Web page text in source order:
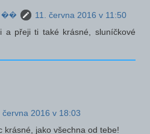
��
11. června 2016 v 11:50
a přeji ti také krásné, sluníčkové
června 2016 v 18:03
krásné, jako všechna od tebe!